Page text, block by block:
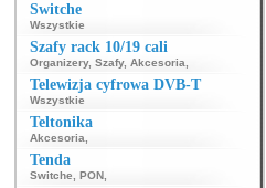
Switche
Wszystkie
Szafy rack 10/19 cali
Organizery, Szafy, Akcesoria
Telewizja cyfrowa DVB-T
Wszystkie
Teltonika
Akcesoria
Tenda
Switche PON